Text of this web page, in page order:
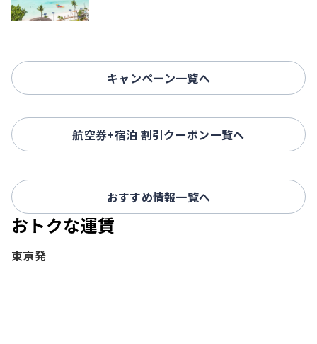
キャンペーン一覧へ
航空券+宿泊 割引クーポン一覧へ
おすすめ情報一覧へ
おトクな運賃
東京発